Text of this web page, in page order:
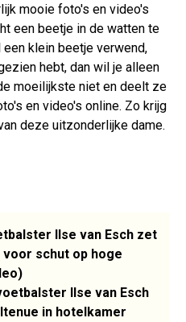
mooie foto's en video's
een beetje in de watten te
klein beetje verwend,
hebt, dan wil je alleen
moeilijkste niet en deelt ze
en video's online. Zo krijg
deze uitzonderlijke dame.
Ilse van Esch zet
voor schut op hoge
Ilse van Esch
in hotelkamer